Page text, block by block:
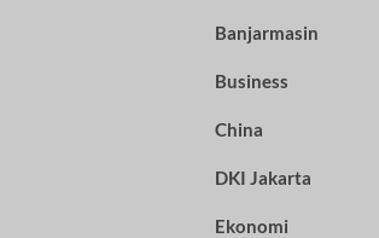
Banjarmasin
Business
China
DKI Jakarta
Ekonomi